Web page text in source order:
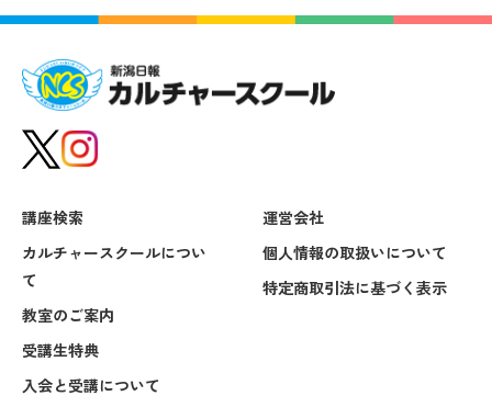
講座検索
カルチャースクールについ
て
教室のご案内
受講生特典
入会と受講について
運営会社
個人情報の取扱いについて
特定商取引法に基づく表示